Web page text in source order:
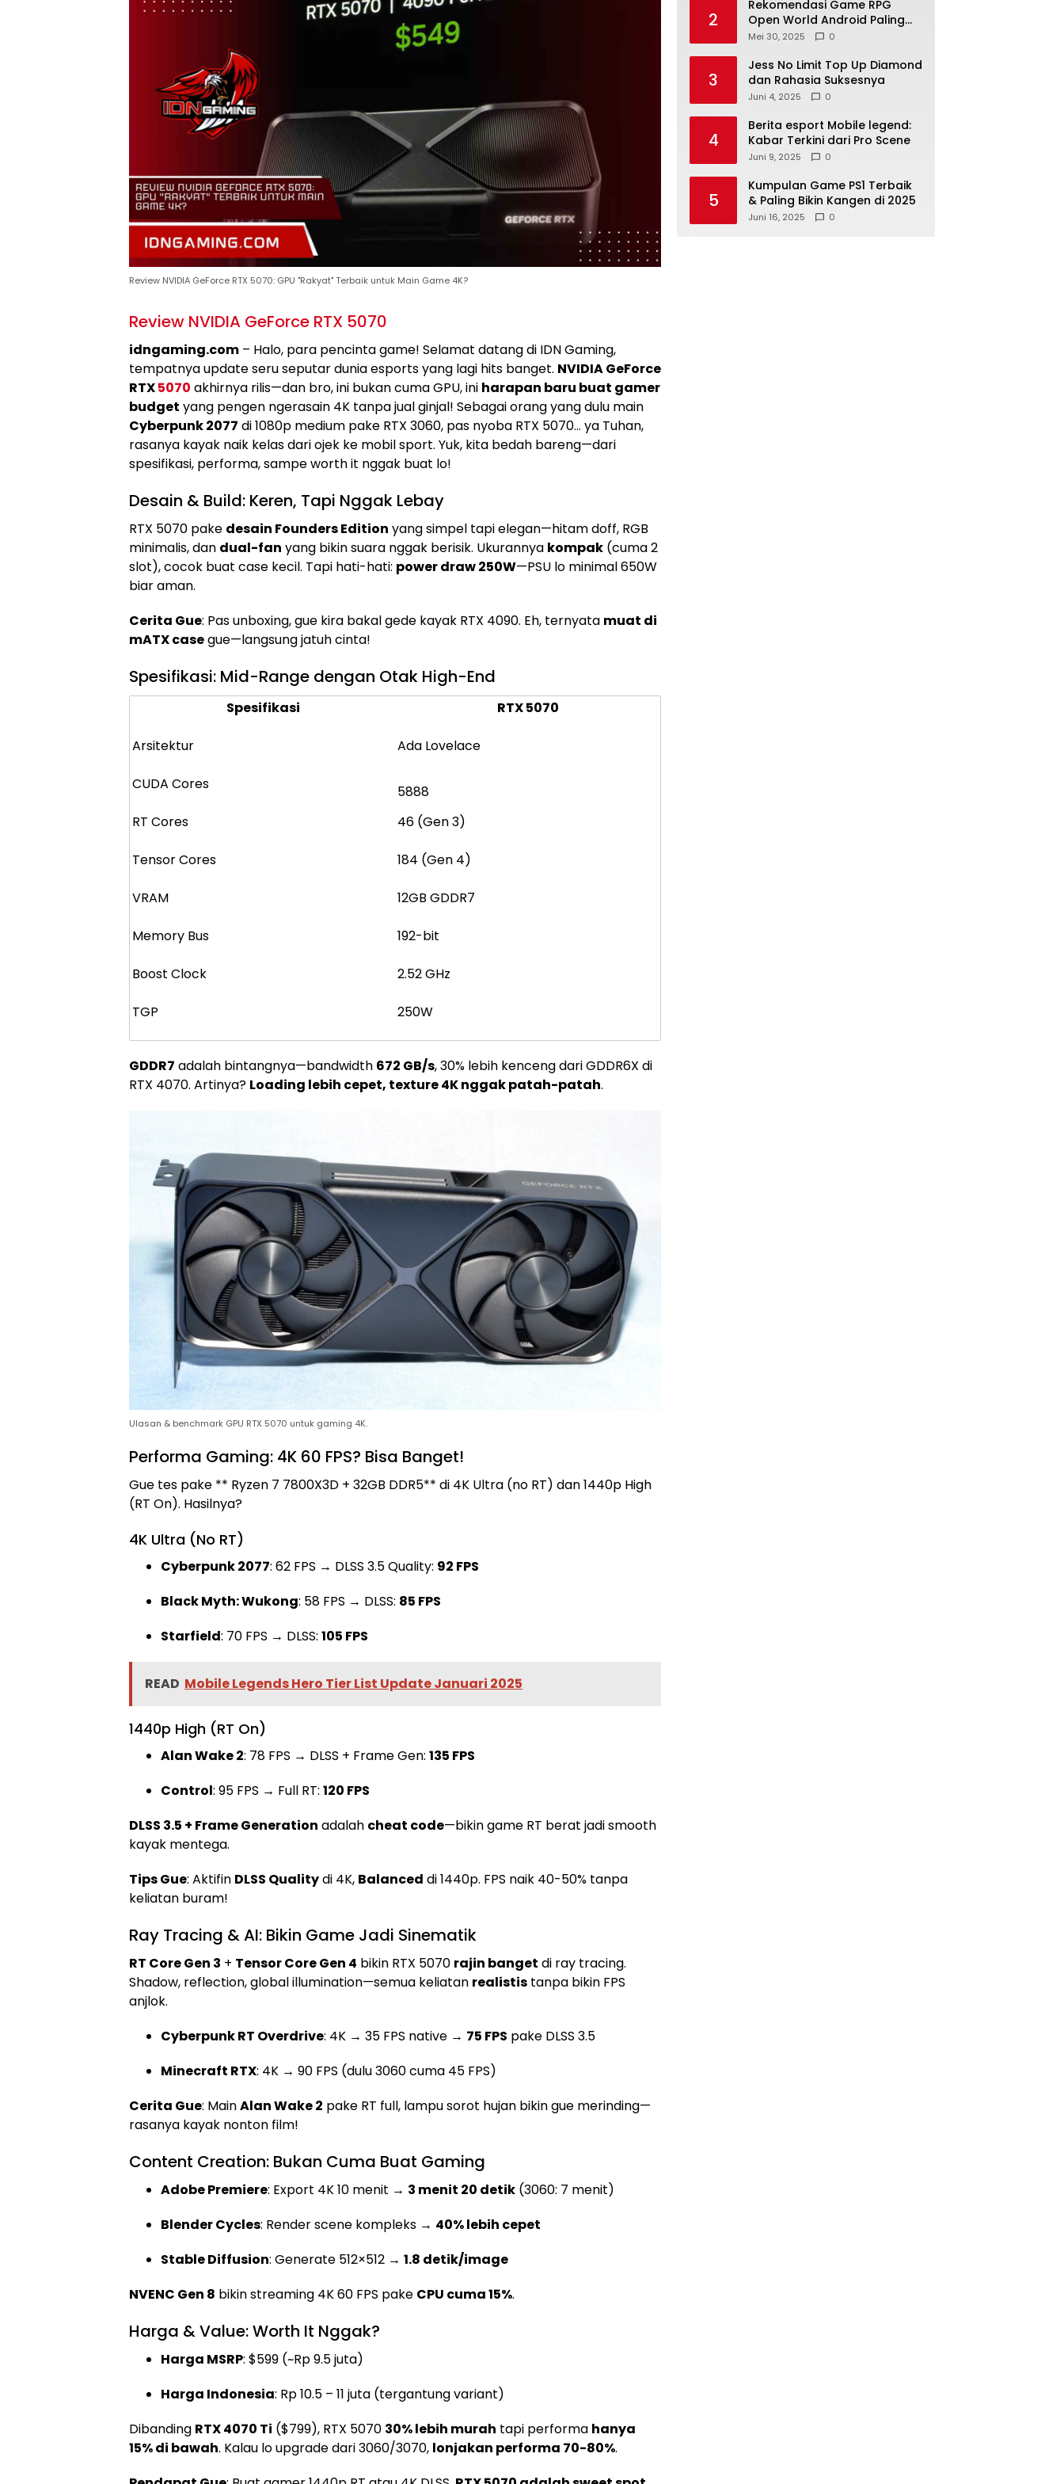
Review NVIDIA GeForce RTX 5070: GPU "Rakyat" Terbaik untuk Main Game 4K?
Review NVIDIA GeForce RTX 5070
idngaming.com – Halo, para pencinta game! Selamat datang di IDN Gaming,
tempatnya update seru seputar dunia esports yang lagi hits banget. NVIDIA GeForce
RTX5070 akhirnya rilis—dan bro, ini bukan cuma GPU, ini harapan baru buat gamer
budget yang pengen ngerasain 4K tanpa jual ginjal! Sebagai orang yang dulu main
Cyberpunk 2077 di 1080p medium pake RTX 3060, pas nyoba RTX 5070… ya Tuhan,
rasanya kayak naik kelas dari ojek ke mobil sport. Yuk, kita bedah bareng—dari
spesifikasi, performa, sampe worth it nggak buat lo!
Desain & Build: Keren, Tapi Nggak Lebay
RTX 5070 pake desain Founders Edition yang simpel tapi elegan—hitam doff, RGB
minimalis, dan dual-fan yang bikin suara nggak berisik. Ukurannya kompak (cuma 2
slot), cocok buat case kecil. Tapi hati-hati: power draw 250W—PSU lo minimal 650W
biar aman.
Cerita Gue: Pas unboxing, gue kira bakal gede kayak RTX 4090. Eh, ternyata muat di
mATX casegue—langsung jatuh cinta!
Spesifikasi: Mid-Range dengan Otak High-End
Spesifikasi RTX 5070
Arsitektur Ada Lovelace
CUDA Cores
5888
RT Cores
46 (Gen 3)
Tensor Cores 184 (Gen 4)
VRAM 12GB GDDR7
Memory Bus 192-bit
Boost Clock 2.52 GHz
TGP 250W
GDDR7 adalah bintangnya—bandwidth 672 GB/s, 30% lebih kenceng dari GDDR6X di
RTX 4070. Artinya? Loading lebih cepet, texture 4K nggak patah-patah.
Ulasan & benchmark GPU RTX 5070 untuk gaming 4K.
Performa Gaming: 4K 60 FPS? Bisa Banget!
Gue tes pake ** Ryzen 7 7800X3D + 32GB DDR5** di 4K Ultra (no RT) dan 1440p High
(RT On). Hasilnya?
4K Ultra (No RT)
Cyberpunk 2077: 62 FPS → DLSS 3.5 Quality: 92 FPS
Black Myth: Wukong: 58 FPS → DLSS: 85 FPS
Starfield: 70 FPS → DLSS: 105 FPS
READ Mobile Legends Hero Tier List Update Januari 2025
1440p High (RT On)
Alan Wake 2: 78 FPS → DLSS + Frame Gen: 135 FPS
Control: 95 FPS → Full RT: 120 FPS
DLSS 3.5 + Frame Generation adalah cheat code—bikin game RT berat jadi smooth
kayak mentega.
Tips Gue: Aktifin DLSS Qualitydi 4K, Balanced di 1440p. FPS naik 40-50% tanpa
keliatan buram!
Ray Tracing & AI: Bikin Game Jadi Sinematik
RT Core Gen 3 + Tensor Core Gen 4 bikin RTX 5070 rajin banget di ray tracing.
Shadow, reflection, global illumination—semua keliatan realistis tanpa bikin FPS
anjlok.
Cyberpunk RT Overdrive: 4K → 35 FPS native → 75 FPS pake DLSS 3.5
Minecraft RTX: 4K → 90 FPS (dulu 3060 cuma 45 FPS)
Cerita Gue: MainAlan Wake 2 pake RT full, lampu sorot hujan bikin gue merinding—
rasanya kayak nonton film!
Content Creation: Bukan Cuma Buat Gaming
Adobe Premiere: Export 4K 10 menit → 3 menit 20 detik (3060: 7 menit)
Blender Cycles: Render scene kompleks → 40% lebih cepet
Stable Diffusion: Generate 512×512 → 1.8 detik/image
NVENC Gen 8 bikin streaming 4K 60 FPS pake CPU cuma 15%.
Harga & Value: Worth It Nggak?
Harga MSRP: $599 (~Rp 9.5 juta)
Harga Indonesia: Rp 10.5 – 11 juta (tergantung variant)
Dibanding RTX 4070 Ti ($799), RTX 5070 30% lebih murah tapi performa hanya
15% di bawah. Kalau lo upgrade dari 3060/3070, lonjakan performa 70-80%.
2
Rekomendasi Game RPG
Open World Android Paling
Seru 2025
Mei 30, 2025 0
3
Jess No Limit Top Up Diamond
dan Rahasia Suksesnya
Juni 4, 2025 0
4
Berita esport Mobile legend:
Kabar Terkini dari Pro Scene
Juni 9, 2025 0
5
Kumpulan Game PS1 Terbaik
& Paling Bikin Kangen di 2025
Juni 16, 2025 0